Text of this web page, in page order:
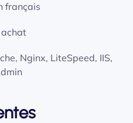
français
Nginx, LiteSpeed, IIS,